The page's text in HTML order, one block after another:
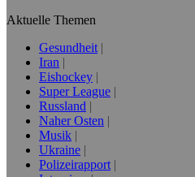
Aktuelle Themen
Gesundheit
Iran
Eishockey
Super League
Russland
Naher Osten
Musik
Ukraine
Polizeirapport